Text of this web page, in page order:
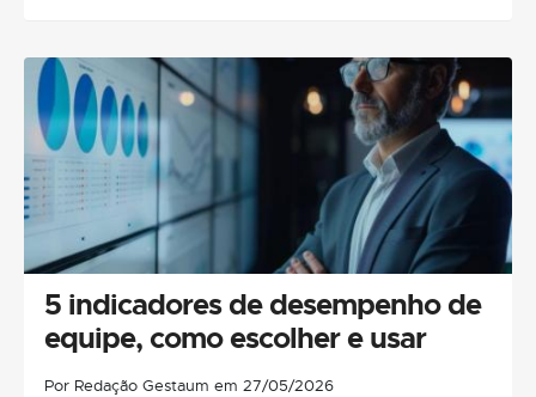
5 indicadores de desempenho de
equipe, como escolher e usar
Por Redação Gestaum em 27/05/2026